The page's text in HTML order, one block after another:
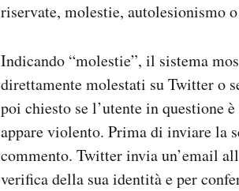
riservate, molestie, autolesionismo
Indicando “molestie”, il sistema
direttamente molestati su Twitter o
poi chiesto se l’utente in questione
appare violento. Prima di inviare la
commento. Twitter invia un’email
verifica della sua identità e per